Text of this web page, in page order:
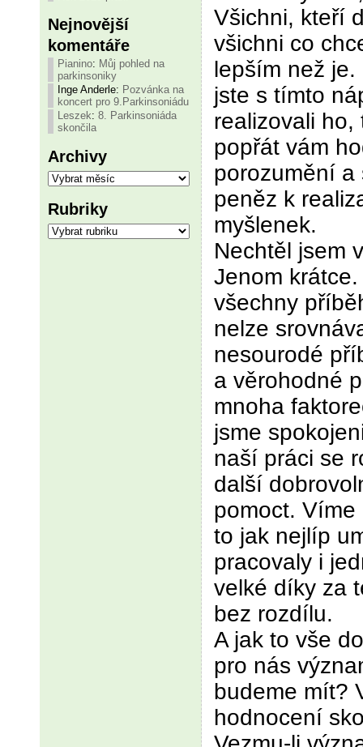
Nejnovější
komentáře
Pianino: Můj pohled na
parkinsoniky
Inge Anderle: Pozvánka na
koncert pro 9.Parkinsoniádu
Leszek: 8. Parkinsoniáda
skončila
Archivy
Archivy
Rubriky
Rubriky
Všichni, kteří
všichni co
lepším než
jste s tímto
realizovali ho,
popřát vám
porozumění a
peněz k
myšlenek.
Nechtěl jsem
Jenom
všechny
nelze
nesourodé
a věrohodné
mnoha
jsme
naší práci se
další
pomoct.
to jak nejlíp
pracovaly i
velké díky za
bez rozdílu.
A jak to vše
pro nás
budeme mít?
hodnocení